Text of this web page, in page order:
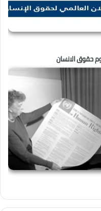
حقوق الانسان